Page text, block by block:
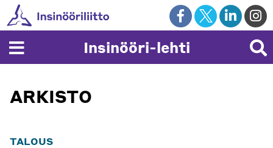
Skip
to
content
Insinööri-lehti
ARKISTO
TALOUS